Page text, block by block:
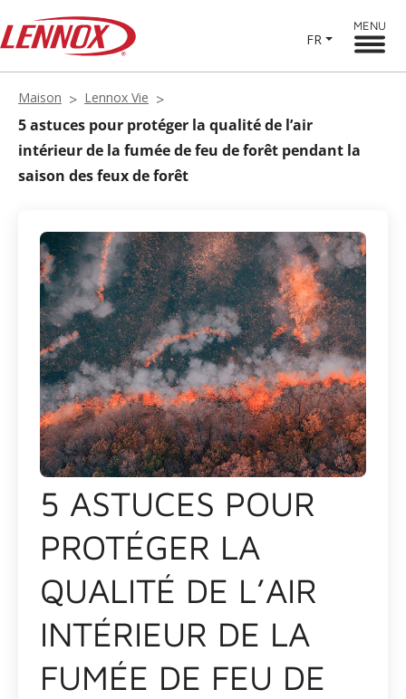
FR
MENU
Maison Lennox Vie
5 astuces pour protéger la qualité de l’air
intérieur de la fumée de feu de forêt pendant la
saison des feux de forêt
5 ASTUCES POUR
PROTÉGER LA
QUALITÉ DE L’AIR
INTÉRIEUR DE LA
FUMÉE DE FEU DE